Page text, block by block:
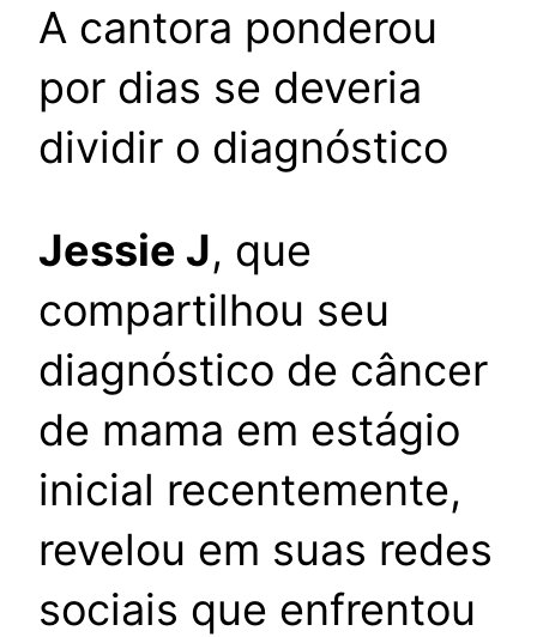
A cantora ponderou
por dias se deveria
dividir o diagnóstico
Jessie J, que
compartilhou seu
diagnóstico de câncer
de mama em estágio
inicial recentemente,
revelou em suas redes
sociais que enfrentou